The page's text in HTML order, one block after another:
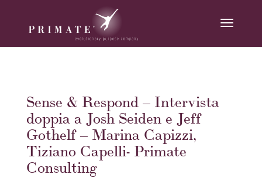
Sense & Respond – Intervista
doppia a Josh Seiden e Jeff
Gothelf – Marina Capizzi,
Tiziano Capelli- Primate
Consulting